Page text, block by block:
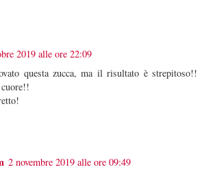
2019 alle ore 22:09
questa zucca, ma il risultato è strepitoso!!
2 novembre 2019 alle ore 09:49